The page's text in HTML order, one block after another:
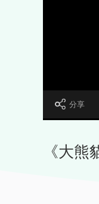
分享
《大